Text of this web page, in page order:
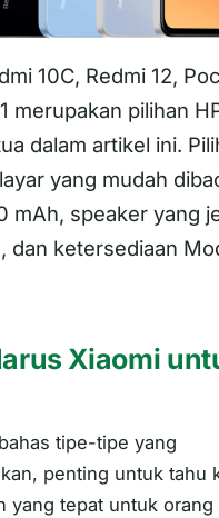
10C, Redmi 12,
merupakan pilihan
dalam artikel ini.
yang mudah
mAh, speaker yang
dan ketersediaan
Xiaomi
tipe-tipe yang
penting untuk tahu
yang tepat untuk orang